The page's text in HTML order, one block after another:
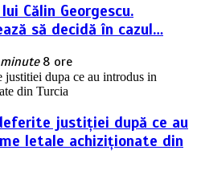
Călin Georgescu.
să decidă în cazul…
8 ore
justiției după ce au
letale achiziționate din